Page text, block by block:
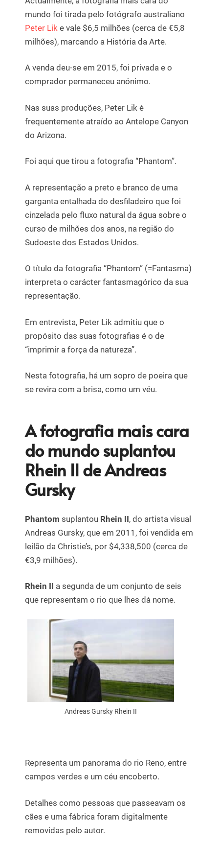
mundo foi tirada pelo fotógrafo australiano
Peter Lik e vale $6,5 milhões (cerca de €5,8
milhões), marcando a História da Arte.
A venda deu-se em 2015, foi privada e o
comprador permaneceu anónimo.
Nas suas produções, Peter Lik é
frequentemente atraído ao Antelope Canyon
do Arizona.
Foi aqui que tirou a fotografia “Phantom”.
A representação a preto e branco de uma
garganta entalhada do desfiladeiro que foi
cinzelada pelo fluxo natural da água sobre o
curso de milhões dos anos, na região do
Sudoeste dos Estados Unidos.
O título da fotografia “Phantom” (=Fantasma)
interpreta o carácter fantasmagórico da sua
representação.
Em entrevista, Peter Lik admitiu que o
propósito das suas fotografias é o de
“imprimir a força da natureza”.
Nesta fotografia, há um sopro de poeira que
se revira com a brisa, como um véu.
A fotografia mais cara
do mundo suplantou
Rhein II de Andreas
Gursky
Phantom suplantou Rhein II, do artista visual
Andreas Gursky, que em 2011, foi vendida em
leilão da Christie’s, por $4,338,500 (cerca de
€3,9 milhões).
Rhein II a segunda de um conjunto de seis
que representam o rio que lhes dá nome.
Andreas Gursky Rhein II
Representa um panorama do rio Reno, entre
campos verdes e um céu encoberto.
Detalhes como pessoas que passeavam os
cães e uma fábrica foram digitalmente
removidas pelo autor.